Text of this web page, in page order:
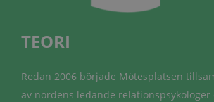
TEORI
Redan 2006 började Mötesplatsen
av nordens ledande relationspsykologer